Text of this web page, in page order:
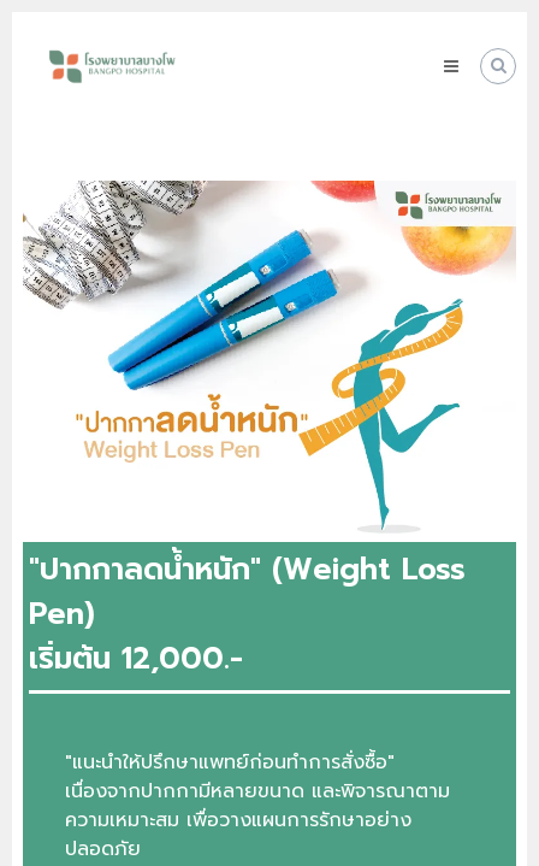
contentพยาบาล
Good
Health
"ปากกาลดน้ำหนัก" (Weight Loss
Pen)
เริ่มต้น 12,000.-
"แนะนำให้ปรึกษาแพทย์ก่อนทำการสั่งซื้อ"
เนื่องจากปากกามีหลายขนาด และพิจารณาตาม
ความเหมาะสม เพื่อวางแผนการรักษาอย่าง
ปลอดภัย